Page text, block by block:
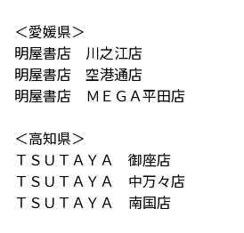
＜愛媛県＞
明屋書店 川之江店
明屋書店 空港通店
明屋書店 ＭＥＧＡ平田店
＜高知県＞
ＴＳＵＴＡＹＡ 御座店
ＴＳＵＴＡＹＡ 中万々店
ＴＳＵＴＡＹＡ 南国店